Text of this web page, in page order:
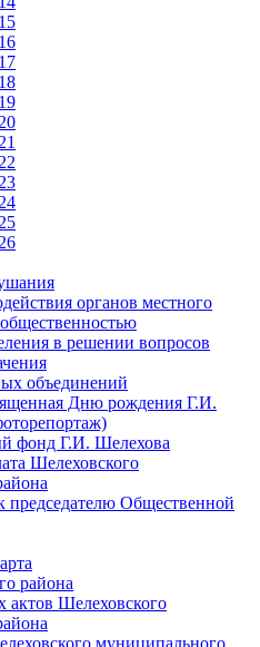
органов местного
в решении вопросов
объединений
Дню рождения Г.И.
фонд Г.И. Шелехова
Шелеховского
председателю Общественной
района
актов Шелеховского
муниципального